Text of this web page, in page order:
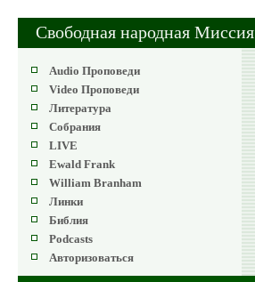
Свободная народная Миссия
Audio Проповеди
Video Проповеди
Литература
Собрания
LIVE
Ewald Frank
William Branham
Линки
Библия
Podcasts
Авторизоваться